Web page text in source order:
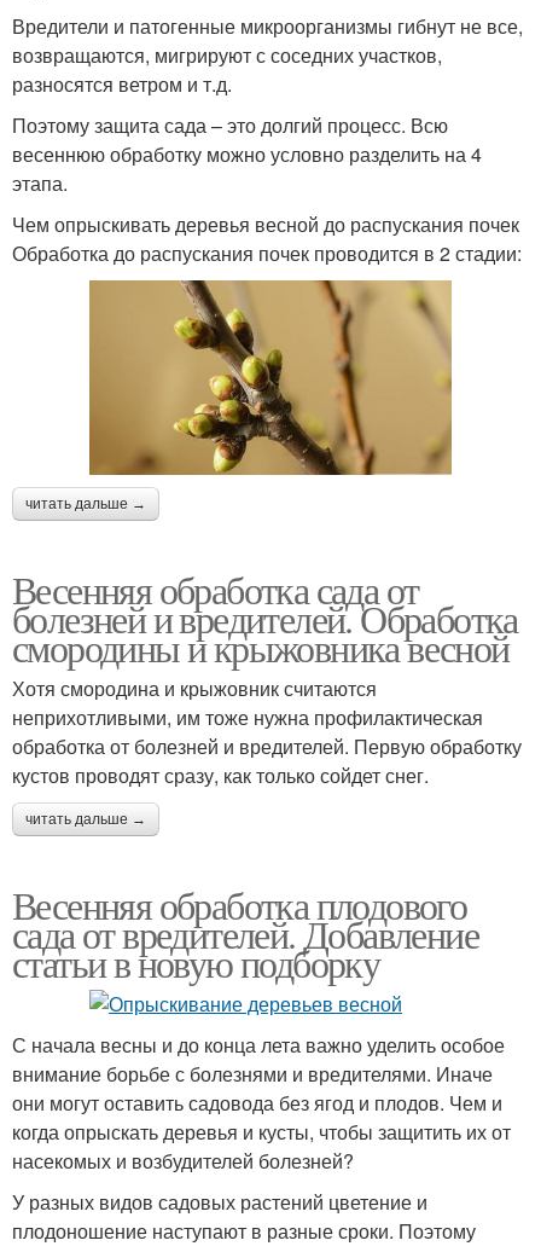
Вредители и патогенные микроорганизмы гибнут не все,
возвращаются, мигрируют с соседних участков,
разносятся ветром и т.д.
Поэтому защита сада – это долгий процесс. Всю
весеннюю обработку можно условно разделить на 4
этапа.
Чем опрыскивать деревья весной до распускания почек
Обработка до распускания почек проводится в 2 стадии:
читать дальше →
Весенняя обработка сада от
болезней и вредителей. Обработка
смородины и крыжовника весной
Хотя смородина и крыжовник считаются
неприхотливыми, им тоже нужна профилактическая
обработка от болезней и вредителей. Первую обработку
кустов проводят сразу, как только сойдет снег.
читать дальше →
Весенняя обработка плодового
сада от вредителей. Добавление
статьи в новую подборку
С начала весны и до конца лета важно уделить особое
внимание борьбе с болезнями и вредителями. Иначе
они могут оставить садовода без ягод и плодов. Чем и
когда опрыскать деревья и кусты, чтобы защитить их от
насекомых и возбудителей болезней?
У разных видов садовых растений цветение и
плодоношение наступают в разные сроки. Поэтому